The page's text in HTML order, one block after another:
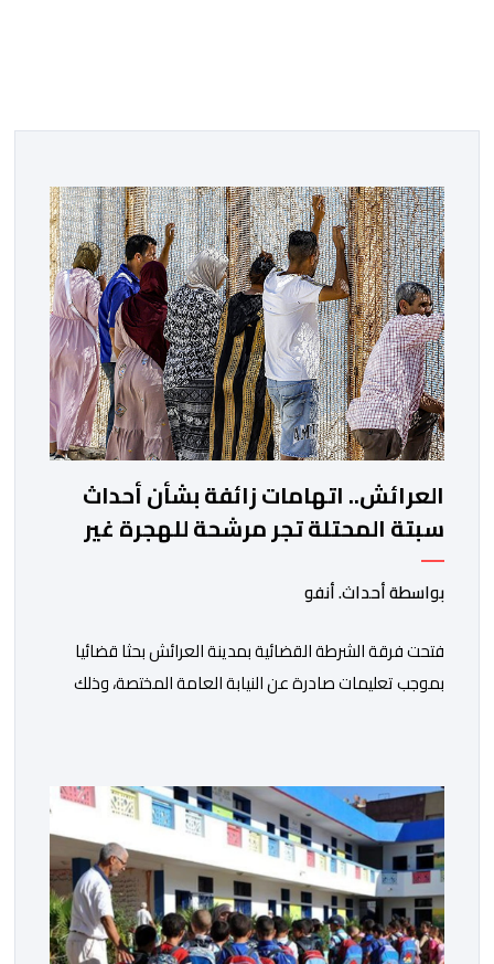
العرائش.. اتهامات زائفة بشأن أحداث
سبتة المحتلة تجر مرشحة للهجرة غير
النظامية إلى القضاء
بواسطة أحداث. أنفو
فتحت فرقة الشرطة القضائية بمدينة العرائش بحثا قضائيا
بموجب تعليمات صادرة عن النيابة العامة المختصة، وذلك
حسابات على شبكات التواصل الاجتماعي. وكانت السيدة
المذكورة قد صرحت بمعطيات مضللة، واتهامات كيدية،
تدعي فيها بأن جهات رسمية هي من فتحت الحدود في […]